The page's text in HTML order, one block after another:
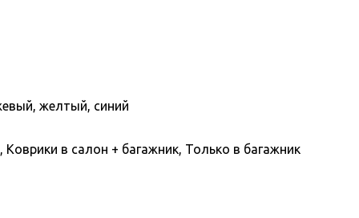
желтый, синий
в салон + багажник, Только в багажник